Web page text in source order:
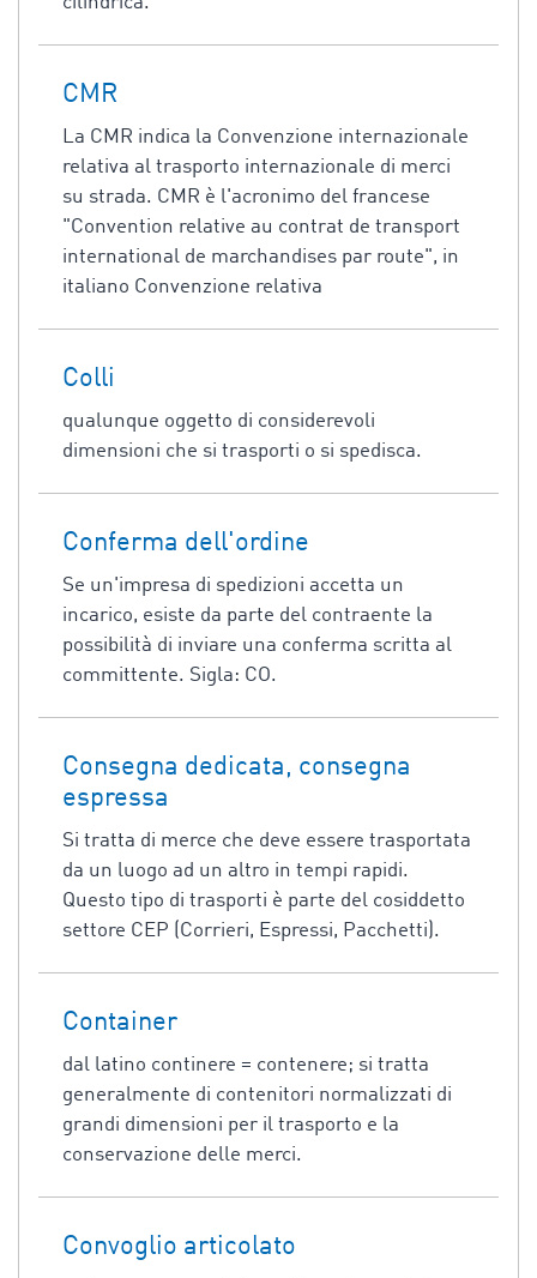
CMR
La CMR indica la Convenzione internazionale
relativa al trasporto internazionale di merci
su strada. CMR è l'acronimo del francese
"Convention relative au contrat de transport
international de marchandises par route", in
italiano Convenzione relativa
Colli
qualunque oggetto di considerevoli
dimensioni che si trasporti o si spedisca.
Conferma dell'ordine
Se un'impresa di spedizioni accetta un
incarico, esiste da parte del contraente la
possibilità di inviare una conferma scritta al
committente. Sigla: CO.
Consegna dedicata, consegna
espressa
Si tratta di merce che deve essere trasportata
da un luogo ad un altro in tempi rapidi.
Questo tipo di trasporti è parte del cosiddetto
settore CEP (Corrieri, Espressi, Pacchetti).
Container
dal latino continere = contenere; si tratta
generalmente di contenitori normalizzati di
grandi dimensioni per il trasporto e la
conservazione delle merci.
Convoglio articolato